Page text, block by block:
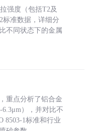
强度（包括T2及
标准数据，详细分
不同状态下的金属
重点分析了铝合金
6.3μm），并对比不
8503-1标准和行业